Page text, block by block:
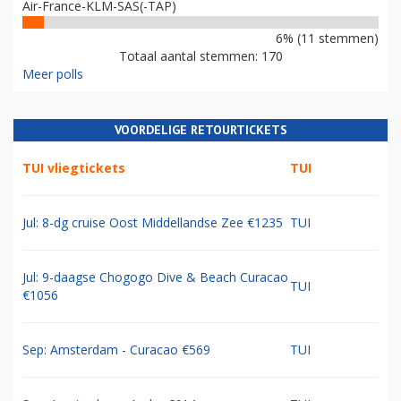
Air-France-KLM-SAS(-TAP)
6% (11 stemmen)
Totaal aantal stemmen: 170
Meer polls
VOORDELIGE RETOURTICKETS
TUI vliegtickets TUI
Jul: 8-dg cruise Oost Middellandse Zee €1235 TUI
Jul: 9-daagse Chogogo Dive & Beach Curacao
€1056
TUI
Sep: Amsterdam - Curacao €569 TUI